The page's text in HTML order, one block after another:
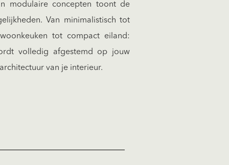
modulaire concepten toont de
Van minimalistisch tot
tot compact eiland:
volledig afgestemd op jouw
van je interieur.